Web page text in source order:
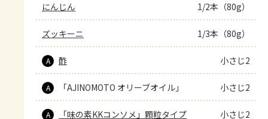
にんじん 1/2本（80g）
ズッキーニ 1/3本（80g）
A 酢 小さじ2
A 「AJINOMOTO オリーブオイル」 小さじ2
A 「味の素KKコンソメ」顆粒タイプ 小さじ2